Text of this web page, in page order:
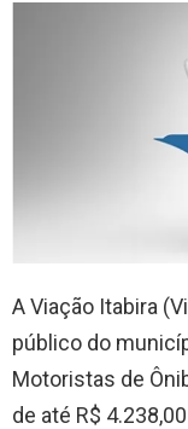
A Viação Itabira
público do
Motoristas de
de até R$